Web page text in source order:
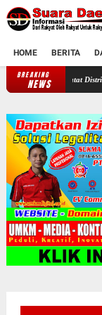
HOME BERITA
BREAKING
NEWS Selama